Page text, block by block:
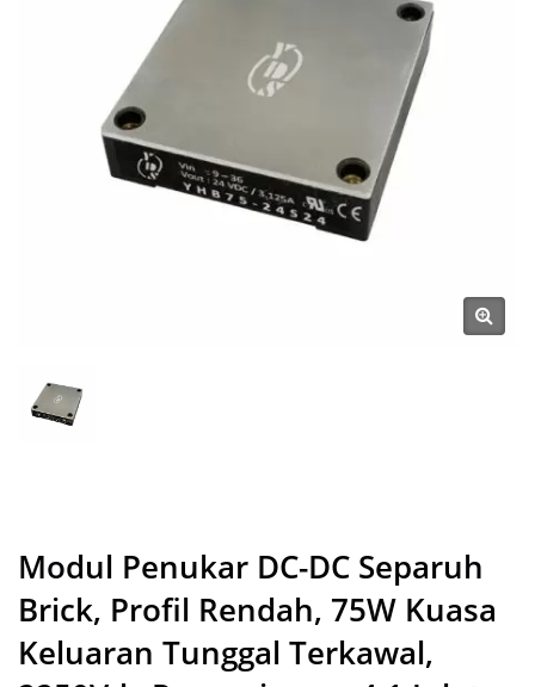
SCIENTIFIC CO., LTD.
Modul Penukar DC-DC Separuh
Brick, Profil Rendah, 75W Kuasa
Keluaran Tunggal Terkawal,